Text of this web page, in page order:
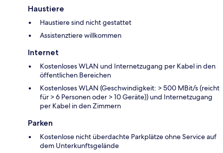
Haustiere
Haustiere sind nicht gestattet
Assistenztiere willkommen
Internet
Kostenloses WLAN und Internetzugang per Kabel in den
öffentlichen Bereichen
Kostenloses WLAN (Geschwindigkeit: > 500 MBit/s (reicht
für > 6 Personen oder > 10 Geräte)) und Internetzugang
per Kabel in den Zimmern
Parken
Kostenlose nicht überdachte Parkplätze ohne Service auf
dem Unterkunftsgelände